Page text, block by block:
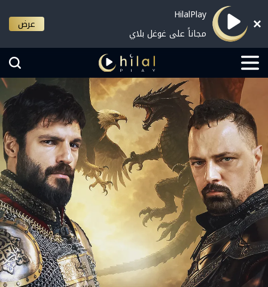
HilalPlay
مجاناً على غوغل بلاي
عرض